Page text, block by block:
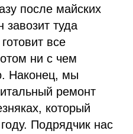
после майских
завозит туда
все
ни с чем
Наконец, мы
ремонт
который
Подрядчик нас